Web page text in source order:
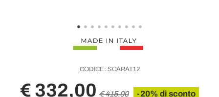
CODICE: SCARAT12
€ 332,00 € 415,00 -20% di sconto